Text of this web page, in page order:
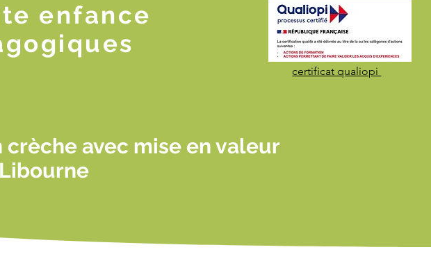
enfance
certificat qualiopi
avec mise en valeur